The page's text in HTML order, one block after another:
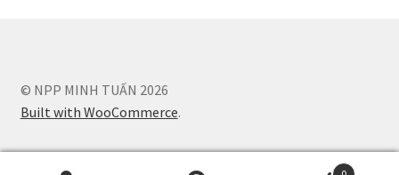
© NPP MINH TUẤN 2026
Built with WooCommerce.